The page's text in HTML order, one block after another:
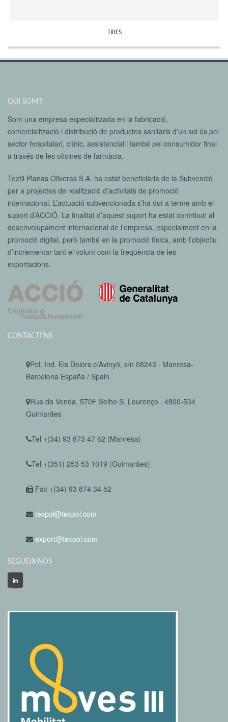
TIRES
QUI SOM?
Som una empresa especialitzada en la fabricació,
comercialització i distribució de productes sanitaris d'un sol ús pel
sector hospitalari, clínic, assistencial i també pel consumidor final
a través de les oficines de farmàcia.
Textil Planas Oliveras S.A. ha estat beneficiària de la Subvenció
per a projectes de realització d'activitats de promoció
internacional. L’actuació subvencionada s’ha dut a terme amb el
suport d’ACCIÓ. La finalitat d’aquest suport ha estat contribuir al
desenvolupament internacional de l’empresa, especialment en la
promoció digital, però també en la promoció física, amb l’objectiu
d’incrementar tant el volum com la freqüència de les
exportacions.
CONTACTI'NS
Pol. Ind. Els Dolors c/Avinyó, s/n 08243 · Manresa-
Barcelona España / Spain
Rua da Venda, 570F Selho S. Lourenço · 4800-534
Guimarães
Tel +(34) 93 873 47 62 (Manresa)
Tel +(351) 253 53 1019 (Guimarães)
Fax +(34) 93 874 34 52
texpol@texpol.com
export@texpol.com
SEGUEIX-NOS